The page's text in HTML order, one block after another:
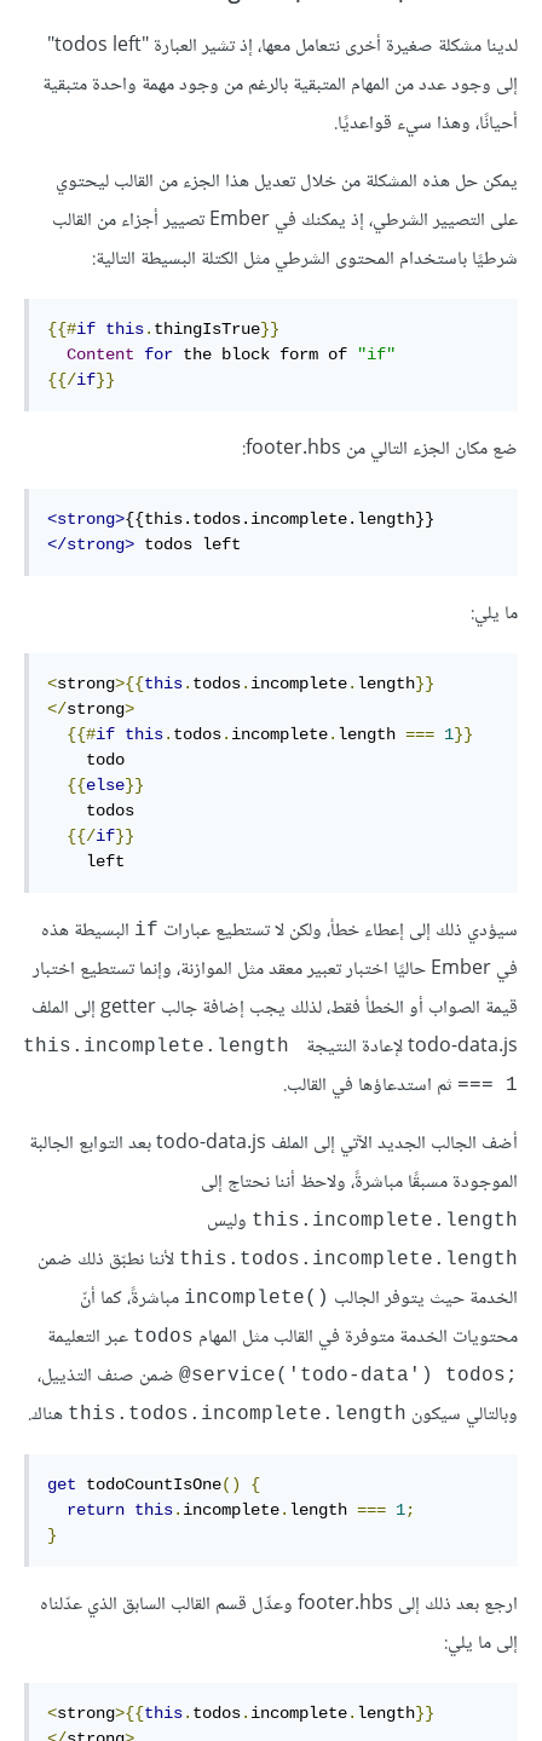
لدينا مشكلة صغيرة أخرى نتعامل معها، إذ تشير العبارة "todos left"
إلى وجود عدد من المهام المتبقية بالرغم من وجود مهمة واحدة متبقية
أحيانًا، وهذا سيء قواعديًا.
يمكن حل هذه المشكلة من خلال تعديل هذا الجزء من القالب ليحتوي
على التصيير الشرطي، إذ يمكنك في Ember تصيير أجزاء من القالب
شرطيًا باستخدام المحتوى الشرطي مثل الكتلة البسيطة التالية:
{{#if this. thingIsTrue}}
Content
for the block form of
"if"
{{/if}}
ضع مكان الجزء التالي من footer.hbs:
<strong>{{this.todos.incomplete.length}}
</strong> todos left
ما يلي:
<strong>{{this. todos. incomplete. length}}
</strong>
{{#if this. todos. incomplete. length === 1}}
{{else}}
{{/if}}
    left
سيؤدي ذلك إلى إعطاء خطأ، ولكن لا تستطيع عبارات if البسيطة هذه
في Ember حاليًا اختبار تعبير معقد مثل الموازنة، وإنما تستطيع اختبار
قيمة الصواب أو الخطأ فقط، لذلك يجب إضافة جالب getter إلى الملف
todo-data.js لإعادة النتيجة
this.incomplete.length
=== 1 ثم استدعاؤها في القالب.
أضف الجالب الجديد الآتي إلى الملف todo-data.js بعد التوابع الجالبة
الموجودة مسبقًا مباشرةً، ولاحظ أننا نحتاج إلى
this.incomplete.length وليس
this.todos.incomplete.length لأننا نطبّق ذلك ضمن
الخدمة حيث يتوفر الجالب incomplete()‎ مباشرةً، كما أنّ
محتويات الخدمة متوفرة في القالب مثل المهام todos عبر التعليمة
‎@service('todo-data') todos;‎ ضمن صنف التذييل،
وبالتالي سيكون this.todos.incomplete.length هناك.
get todoCountIsOne()
{
return this. incomplete. length === 1;
}
ارجع بعد ذلك إلى footer.hbs وعدِّل قسم القالب السابق الذي عدّلناه
إلى ما يلي:
<strong>{{this. todos. incomplete. length}}